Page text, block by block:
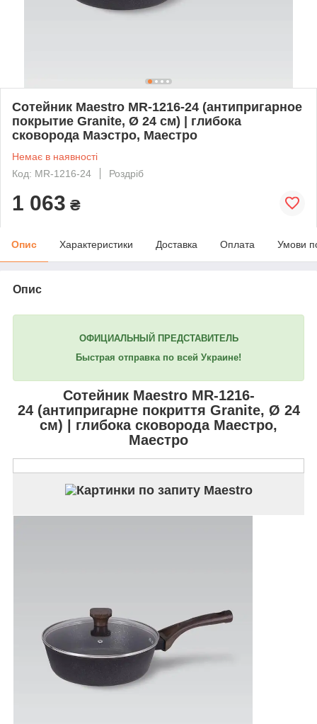
Сотейник Maestro MR-1216-24 (антипригарное
покрытие Granite, Ø 24 см) | глибока
сковорода Маэстро, Маестро
Немає в наявності
Код: MR-1216-24
Роздріб
1 063 ₴
Опис Характеристики Доставка Оплата Умови
Опис
ОФИЦИАЛЬНЫЙ ПРЕДСТАВИТЕЛЬ
Быстрая отправка по всей Украине!
Сотейник Maestro MR-1216-
24 (антипригарне покриття Granite, Ø 24
см) | глибока сковорода Маестро,
Маестро